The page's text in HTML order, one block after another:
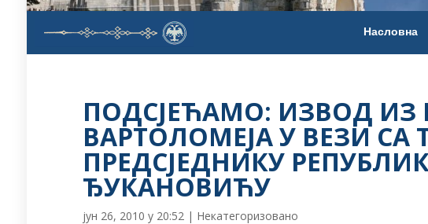
Насловна
ПОДСЈЕЋАМО: ИЗВОД ИЗ
ВАРТОЛОМЕЈА У ВЕЗИ
ПРЕДСЈЕДНИКУ
ЂУКАНОВИЋУ
јун 26, 2010 у 20:52 | Некатегоризовано